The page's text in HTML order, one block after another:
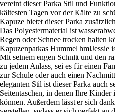
vereint dieser Parka Stil und
kältesten Tagen vor der Kälte zu
Kapuze bietet dieser Parka
Das Polyestermaterial ist
Regen oder Schnee trocken halten
Kapuzenparkas Hummel hmlJessie
Mit seinem engen Schnitt und den
zu jedem Anlass, sei es für einen
zur Schule oder auch einen
eleganten Stil ist dieser Parka auch
Seitentaschen, in denen Ihre Kinder
können. Außerdem lässt er sich